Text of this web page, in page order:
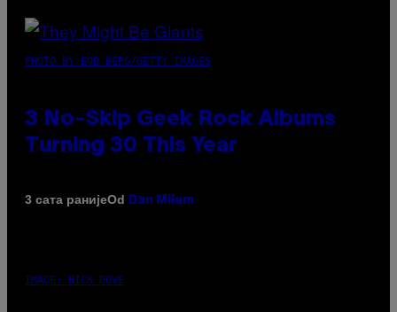
PHOTO BY BOB BERG/GETTY IMAGES
3 No-Skip Geek Rock Albums
Turning 30 This Year
3 сата ранијеOd Dan Milam
IMAGE: NICK DOVE